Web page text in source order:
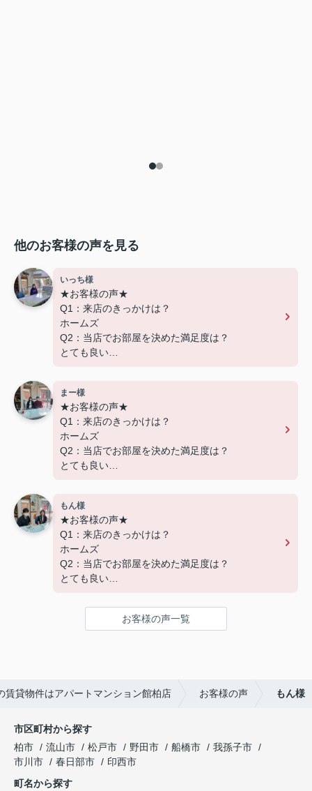
他のお客様の声を見る
いっち様
★お客様の声★
Q1：来店のきっかけは？
ホームズ
Q2：当店でお部屋を決めた満足度は？
とても良い
---------------------------
この度は弊社でのご契約ありがとうございまし
た！
アパートマンション館では、お部屋のご紹介だけ
でなく、入居後のアフターフォローもさせて頂いて
引越し業者のご紹介やインターネット回線のご相
談、その他入居中のお困りごとなどございました
ら、どうぞお気軽にご相談ください。
アパートマンション館は365日毎日キャンペーン
開催中！ お問い合わせは 04(7167)1222までどう
ぞ♪
まー様
★お客様の声★
Q1：来店のきっかけは？
ホームズ
Q2：当店でお部屋を決めた満足度は？
とても良い
---------------------------
この度は弊社でのご契約ありがとうございまし
た！
アパートマンション館では、お部屋のご紹介だけ
でなく、入居後のアフターフォローもさせて頂いて
引越し業者のご紹介やインターネット回線のご相
談、その他入居中のお困りごとなどございました
もん様
★お客様の声★
Q1：来店のきっかけは？
ホームズ
Q2：当店でお部屋を決めた満足度は？
とても良い
アパートマンション館では、お部屋のご紹介だけ
でなく、入居後のアフターフォローもさせて頂いて
引越し業者のご紹介やインターネット回線のご相
ら、どうぞお気軽にご相談ください。
アパートマンション館は365日毎日キャンペーン
開催中！ お問い合わせは 04(7167)1222までどう
お客様の声一覧
賃貸物件はアパートマンション館柏店 お客様の声 もん様
市区町村から探す
柏市
流山市 松戸市 野田市 船橋市
我孫子市
市川市
春日部市
印西市
町名から探す